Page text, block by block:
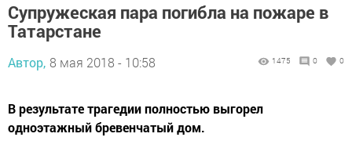
Супружеская пара погибла на пожаре в
Татарстане
Автор, 8 мая 2018 - 10:58 1475 0 0
В результате трагедии полностью выгорел
одноэтажный бревенчатый дом.